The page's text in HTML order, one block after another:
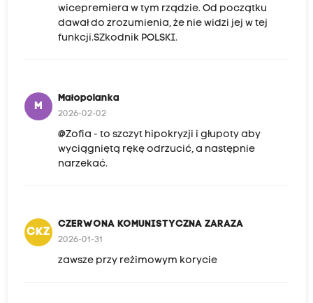
wicepremiera w tym rządzie. Od początku
dawał do zrozumienia, że nie widzi jej w tej
funkcji.SZkodnik POLSKI.
M
Małopolanka
2026-02-02
@Zofia - to szczyt hipokryzji i głupoty aby
wyciągniętą rękę odrzucić, a następnie
narzekać.
CKZ
CZERWONA KOMUNISTYCZNA ZARAZA
2026-01-31
zawsze przy reżimowym korycie